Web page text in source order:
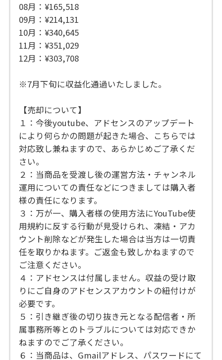
08月：¥165,518
09月：¥214,131
10月：¥340,645
11月：¥351,029
12月：¥303,708
※7月下旬に収益化通過いたしました。
【売却について】
１：今後youtube、アドセンスのアップデート
により何らかの問題が起きた場合、こちらでは
対応致し兼ねますので、あらかじめご了承くだ
さい。
２：当商品を受渡し後の運営方法・チャンネル
運用についての責任などにつきましては購入者
様の責任になります。
３：万が一、購入者様の使用方法にYouTube使
用規約に反する行動が見受けられ、凍結・アカ
ウント削除などが発生した場合は当方は一切責
任を取りかねます。ご返金も致しかねますので
ご注意ください。
４：アドセンスは付属しません。収益の受け取
りにご自身のアドセンスアカウントの紐付けが
必要です。
５：引き継ぎ後の切り抜き元となる配信者・所
属事務所等とのトラブルについては対応できか
ねますのでご了承ください。
６：当商品は、Gmailアドレス、パスワードにて